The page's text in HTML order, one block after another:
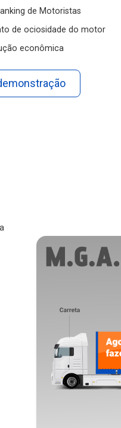
de Motoristas
de ociosidade do motor
econômica